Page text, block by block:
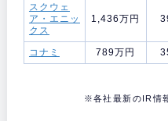
スクウェ
ア・エニッ
クス
1,436万円
コナミ 789万円
※各社最新のIR情